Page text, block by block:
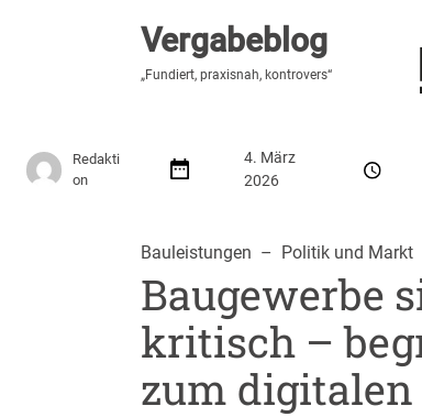
Vergabeblog
„Fundiert, praxisnah, kontrovers“
Vergabeblog
„Hier lesen Sie es zuerst“
Redakti
on
4. März
2026
Bauleistungen
  –
Politik und Markt
Baugewerbe
kritisch –
zum